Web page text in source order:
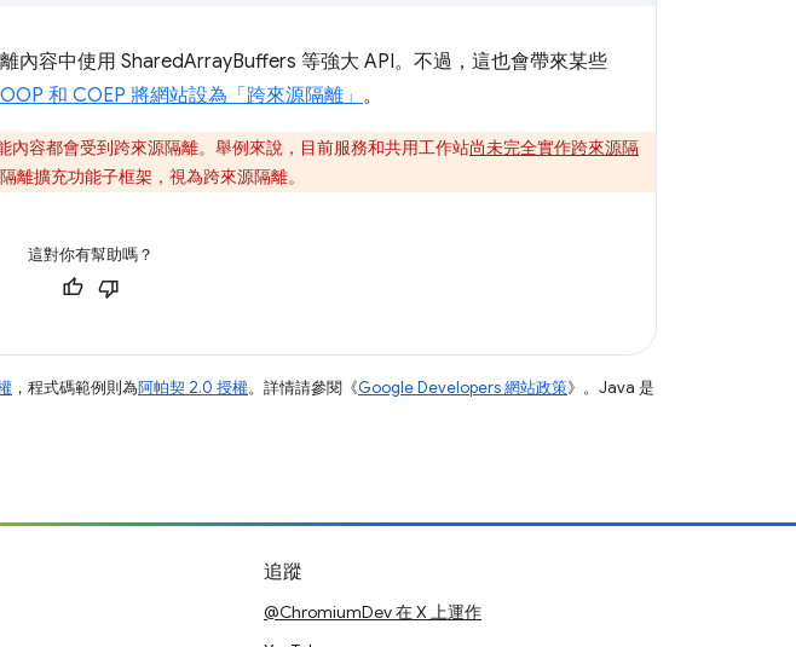
內容中使用 SharedArrayBuffers 等強大 API。不過，這也會帶來某些
和 COEP 將網站設為「跨來源隔離」 。
容都會受到跨來源隔離。舉例來說，目前服務和共用工作站尚未完全實作跨來源隔
離擴充功能子框架，視為跨來源隔離。
這對你有幫助嗎？
，程式碼範例則為阿帕契 2.0 授權。詳情請參閱《Google Developers 網站政策》。Java 是
追蹤
@ChromiumDev 在 X 上運作